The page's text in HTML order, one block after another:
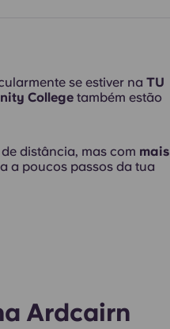
se estiver na TU
College também estão
distância, mas com mais
a poucos passos da tua
Ardcairn